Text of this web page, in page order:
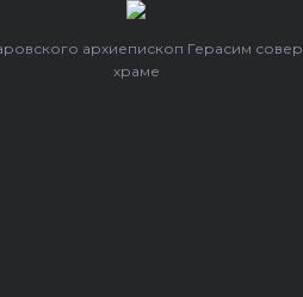
архиепископ Герасим
храме